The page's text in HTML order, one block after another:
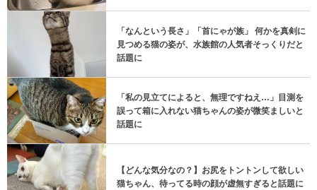
「なんという長さ」「首にゃが族」 何かを真剣に
見つめる猫の姿が、水族館の人気者そっくりだと
話題に
「私の見立てによると、無理ですねえ…」目測を
誤って箱に入れない猫ちゃんの姿が微笑ましいと
話題に
【どんな気分なの？】お尻をトントンして欲しい
猫ちゃん、待ってる時の顔が虚無すぎると話題に